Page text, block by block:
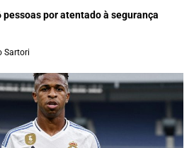
por atentado à segurança
Sartori